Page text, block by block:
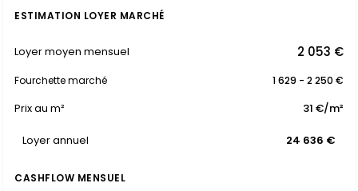
ESTIMATION LOYER MARCHÉ
Loyer moyen mensuel 2 053 €
Fourchette marché 1 629 - 2 250 €
Prix au m² 31 €/m²
Loyer annuel 24 636 €
CASHFLOW MENSUEL